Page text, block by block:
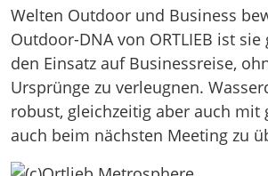
Welten Outdoor und Business
Outdoor-DNA von ORTLIEB ist
den Einsatz auf Businessreise,
Ursprünge zu verleugnen.
robust, gleichzeitig aber auch mit
auch beim nächsten Meeting zu